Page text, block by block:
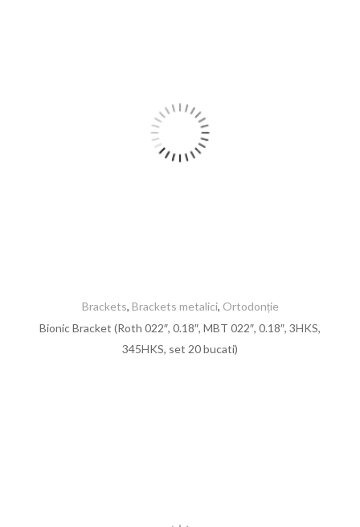
Brackets, Brackets metalici, Ortodonție
Bionic Bracket (Roth 022″, 0.18″, MBT 022″, 0.18″, 3HKS,
345HKS, set 20 bucati)